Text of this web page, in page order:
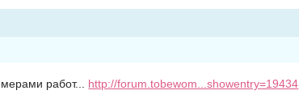
работ... http://forum.tobewom...showentry=19434